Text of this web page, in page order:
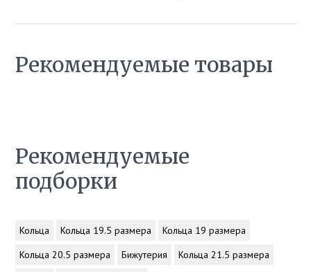
Рекомендуемые товары
Рекомендуемые
подборки
Кольца Кольца 19.5 размера
Кольца 19 размера
Кольца 20.5 размера
Бижутерия
Кольца 21.5 размера